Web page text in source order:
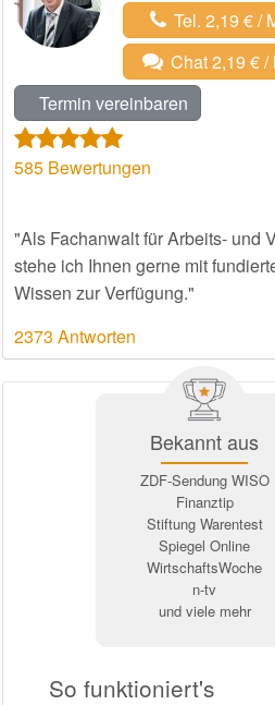
Tel. 2,19 € /
Chat 2,19 € /
Termin vereinbaren
585 Bewertungen
"Als Fachanwalt für Arbeits- und
stehe ich Ihnen gerne mit
Wissen zur Verfügung."
2373 Antworten
Bekannt aus
ZDF-Sendung WISO
Finanztip
Stiftung Warentest
Spiegel Online
WirtschaftsWoche
n-tv
und viele mehr
So funktioniert's